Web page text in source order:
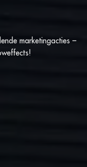
marketingacties –